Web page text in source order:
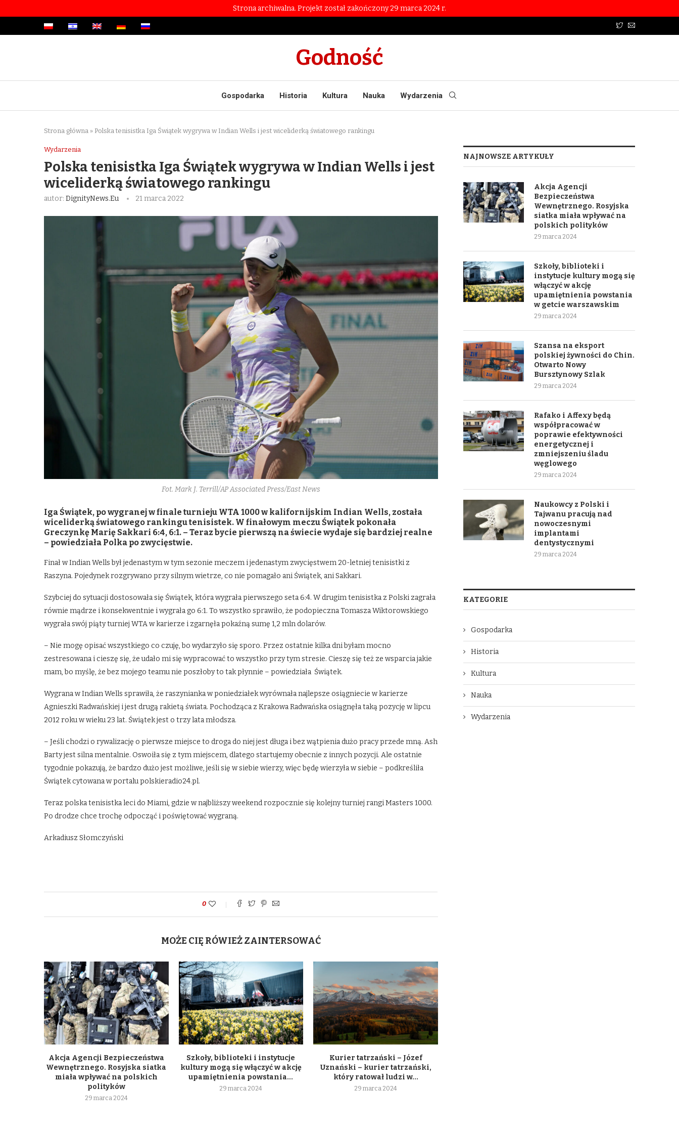
Strona archiwalna. Projekt został zakończony 29 marca 2024 r.
Godność
Gospodarka Historia Kultura Nauka Wydarzenia
Strona główna » Polska tenisistka Iga Świątek wygrywa w Indian Wells i jest wiceliderką światowego rankingu
Wydarzenia
Polska tenisistka Iga Świątek wygrywa w Indian Wells i jest
wiceliderką światowego rankingu
autor: DignityNews.eu 21 marca 2022
Fot. Mark J. Terrill/AP Associated Press/East News
Iga Świątek, po wygranej w finale turnieju WTA 1000 w kalifornijskim Indian Wells, została
wiceliderką światowego rankingu tenisistek. W finałowym meczu Świątek pokonała
Greczynkę Marię Sakkari 6:4, 6:1. – Teraz bycie pierwszą na świecie wydaje się bardziej realne
– powiedziała Polka po zwycięstwie.
Finał w Indian Wells był jedenastym w tym sezonie meczem i jedenastym zwycięstwem 20-letniej tenisistki z
Raszyna. Pojedynek rozgrywano przy silnym wietrze, co nie pomagało ani Świątek, ani Sakkari.
Szybciej do sytuacji dostosowała się Świątek, która wygrała pierwszego seta 6:4. W drugim tenisistka z Polski zagrała
równie mądrze i konsekwentnie i wygrała go 6:1. To wszystko sprawiło, że podopieczna Tomasza Wiktorowskiego
wygrała swój piąty turniej WTA w karierze i zgarnęła pokaźną sumę 1,2 mln dolarów.
– Nie mogę opisać wszystkiego co czuję, bo wydarzyło się sporo. Przez ostatnie kilka dni byłam mocno
zestresowana i cieszę się, że udało mi się wypracować to wszystko przy tym stresie. Cieszę się też ze wsparcia jakie
mam, bo myślę, że bez mojego teamu nie poszłoby to tak płynnie – powiedziała Świątek.
Wygrana w Indian Wells sprawiła, że raszynianka w poniedziałek wyrównała najlepsze osiągniecie w karierze
Agnieszki Radwańskiej i jest drugą rakietą świata. Pochodząca z Krakowa Radwańska osiągnęła taką pozycję w lipcu
2012 roku w wieku 23 lat. Świątek jest o trzy lata młodsza.
– Jeśli chodzi o rywalizację o pierwsze miejsce to droga do niej jest długa i bez wątpienia dużo pracy przede mną. Ash
Barty jest silna mentalnie. Oswoiła się z tym miejscem, dlatego startujemy obecnie z innych pozycji. Ale ostatnie
tygodnie pokazują, że bardzo dużo jest możliwe, jeśli się w siebie wierzy, więc będę wierzyła w siebie – podkreśliła
Świątek cytowana w portalu polskieradio24.pl.
Teraz polska tenisistka leci do Miami, gdzie w najbliższy weekend rozpocznie się kolejny turniej rangi Masters 1000.
Po drodze chce trochę odpocząć i poświętować wygraną.
Arkadiusz Słomczyński
0
MOŻE CIĘ RÓWIEŻ ZAINTERSOWAĆ
Akcja Agencji Bezpieczeństwa
Wewnętrznego. Rosyjska siatka
miała wpływać na polskich
polityków
29 marca 2024
Szkoły, biblioteki i instytucje
kultury mogą się włączyć w akcję
upamiętnienia powstania...
29 marca 2024
Kurier tatrzański – Józef
Uznański – kurier tatrzański,
który ratował ludzi w...
29 marca 2024
NAJNOWSZE ARTYKUŁY
Akcja Agencji
Bezpieczeństwa
Wewnętrznego. Rosyjska
siatka miała wpływać na
polskich polityków
29 marca 2024
Szkoły, biblioteki i
instytucje kultury mogą się
włączyć w akcję
upamiętnienia powstania
w getcie warszawskim
29 marca 2024
Szansa na eksport
polskiej żywności do Chin.
Otwarto Nowy
Bursztynowy Szlak
29 marca 2024
Rafako i Affexy będą
współpracować w
poprawie efektywności
energetycznej i
zmniejszeniu śladu
węglowego
29 marca 2024
Naukowcy z Polski i
Tajwanu pracują nad
nowoczesnymi
implantami
dentystycznymi
29 marca 2024
KATEGORIE
Gospodarka
Historia
Kultura
Nauka
Wydarzenia